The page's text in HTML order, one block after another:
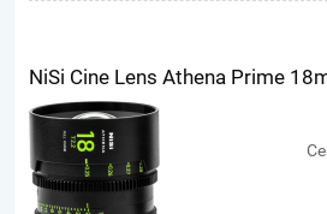
NiSi Cine Lens Athena Prime